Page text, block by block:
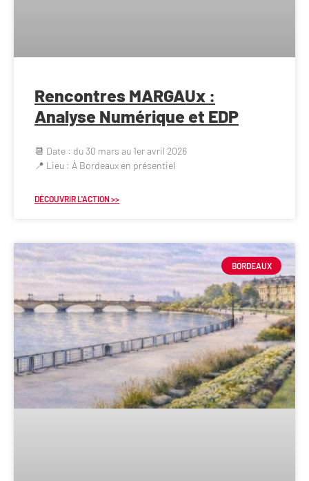
Rencontres MARGAUx :
Analyse Numérique et EDP
📆 Date : du 30 mars au 1er avril 2026
📍 Lieu : À Bordeaux en présentiel
DÉCOUVRIR L'ACTION >>
BORDEAUX